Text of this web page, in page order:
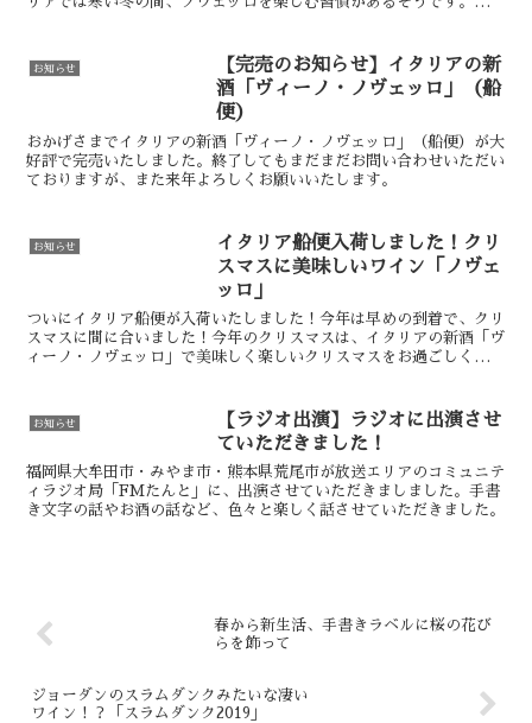
お知らせ
【完売のお知らせ】イタリアの新
酒「ヴィーノ・ノヴェッロ」（船
便）
おかげさまでイタリアの新酒「ヴィーノ・ノヴェッロ」（船便）が大
好評で完売いたしました。終了してもまだまだお問い合わせいただい
ておりますが、また来年よろしくお願いいたします。
お知らせ
イタリア船便入荷しました！クリ
スマスに美味しいワイン「ノヴェ
ッロ」
ついにイタリア船便が入荷いたしました！今年は早めの到着で、クリ
スマスに間に合いました！今年のクリスマスは、イタリアの新酒「ヴ
ィーノ・ノヴェッロ」で美味しく楽しいクリスマスをお過ごしくださ
お知らせ
【ラジオ出演】ラジオに出演させ
ていただきました！
福岡県大牟田市・みやま市・熊本県荒尾市が放送エリアのコミュニテ
ィラジオ局「FMたんと」に、出演させていただきましました。手書
き文字の話やお酒の話など、色々と楽しく話させていただきました。
春から新生活、手書きラベルに桜の花び
らを飾って
ジョーダンのスラムダンクみたいな凄い
ワイン！？「スラムダンク2019」